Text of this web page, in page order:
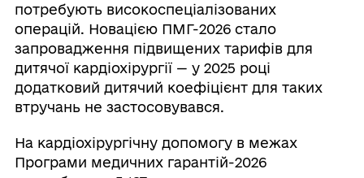
потребують високоспеціалізованих
операцій. Новацією ПМГ-2026 стало
запровадження підвищених тарифів для
дитячої кардіохірургії — у 2025 році
додатковий дитячий коефіцієнт для таких
втручань не застосовувався.
На кардіохірургічну допомогу в межах
Програми медичних гарантій-2026